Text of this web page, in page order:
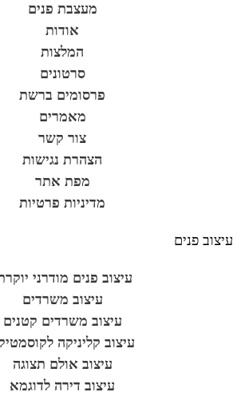
מעצבת פנים
אודות
המלצות
סרטונים
פרסומים ברשת
מאמרים
צור קשר
הצהרת נגישות
מפת אתר
מדיניות פרטיות
עיצוב פנים
עיצוב פנים מודרני
עיצוב משרדים
עיצוב משרדים קטנים
עיצוב קליניקה
עיצוב אולם תצוגה
עיצוב דירה לדוגמא